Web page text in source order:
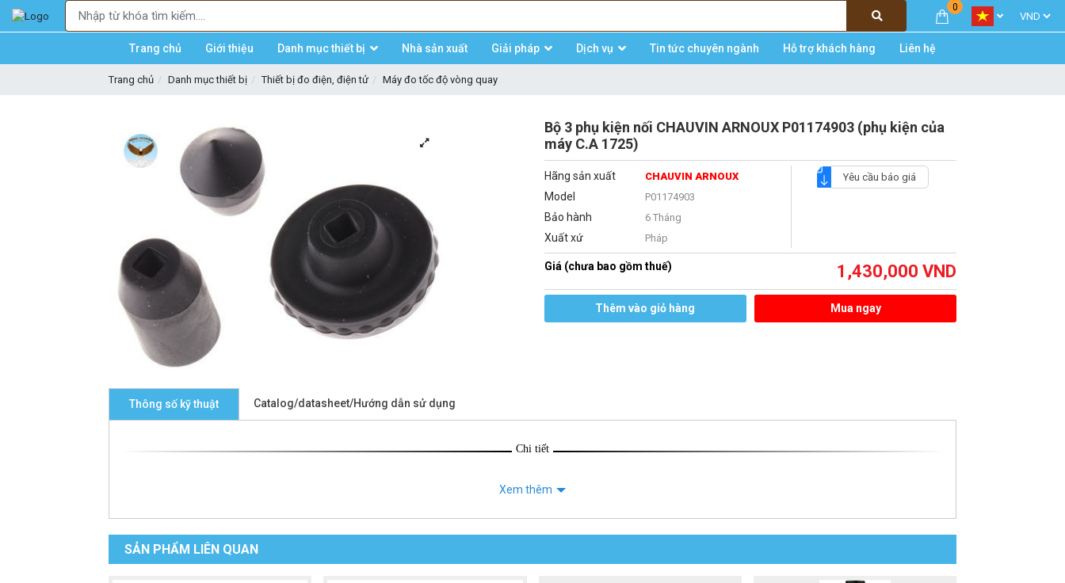
0
Trang chủ Giới thiệu Danh mục thiết bị Nhà sản xuất Giải pháp Dịch vụ Tin tức chuyên ngành Hỗ trợ khách hàng Liên hệ
Trang chủ Danh mục thiết bị Thiết bị đo điện, điện tử Máy đo tốc độ vòng quay
Bộ 3 phụ kiện nối CHAUVIN ARNOUX P01174903 (phụ kiện của
máy C.A 1725)
Hãng sản xuất CHAUVIN ARNOUX
Model P01174903
Bảo hành 6 Tháng
Xuất xứ Pháp
Yêu cầu báo giá
Giá (chưa bao gồm thuế) 1,430,000 VND
Thêm vào giỏ hàng Mua ngay
Thông số kỹ thuật Catalog/datasheet/Hướng dẫn sử dụng
Chi tiết
Xem thêm
SẢN PHẨM LIÊN QUAN